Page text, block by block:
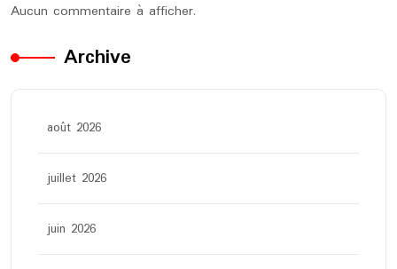
Aucun commentaire à afficher.
Archive
août 2026
juillet 2026
juin 2026